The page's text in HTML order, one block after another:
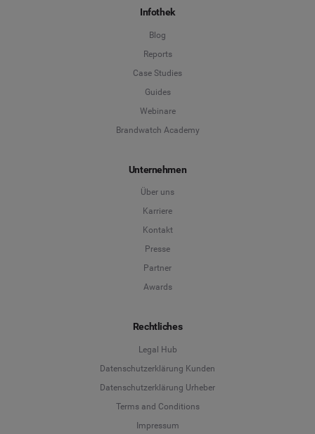
Infothek
Blog
Reports
Case Studies
Guides
Webinare
Brandwatch Academy
Unternehmen
Über uns
Karriere
Kontakt
Presse
Partner
Awards
Rechtliches
Legal Hub
Datenschutzerklärung Kunden
Datenschutzerklärung Urheber
Terms and Conditions
Impressum